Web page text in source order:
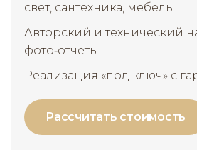
свет, сантехника, мебель
Авторский и технический
фото‑отчёты
Реализация «под ключ» с
Рассчитать стоимость